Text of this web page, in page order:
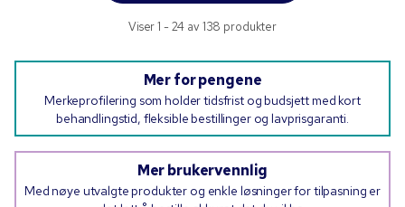
Viser 1 - 24 av 138 produkter
Mer for pengene
Merkeprofilering som holder tidsfrist og budsjett med kort
behandlingstid, fleksible bestillinger og lavprisgaranti.
Mer brukervennlig
Med nøye utvalgte produkter og enkle løsninger for tilpasning er